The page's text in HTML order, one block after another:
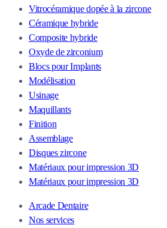
Vitrocéramique dopée à la zircone
Céramique hybride
Composite hybride
Oxyde de zirconium
Blocs pour Implants
Modélisation
Usinage
Maquillants
Finition
Assemblage
Disques zircone
Matériaux pour impression 3D
Matériaux pour impression 3D
Arcade Dentaire
Nos services